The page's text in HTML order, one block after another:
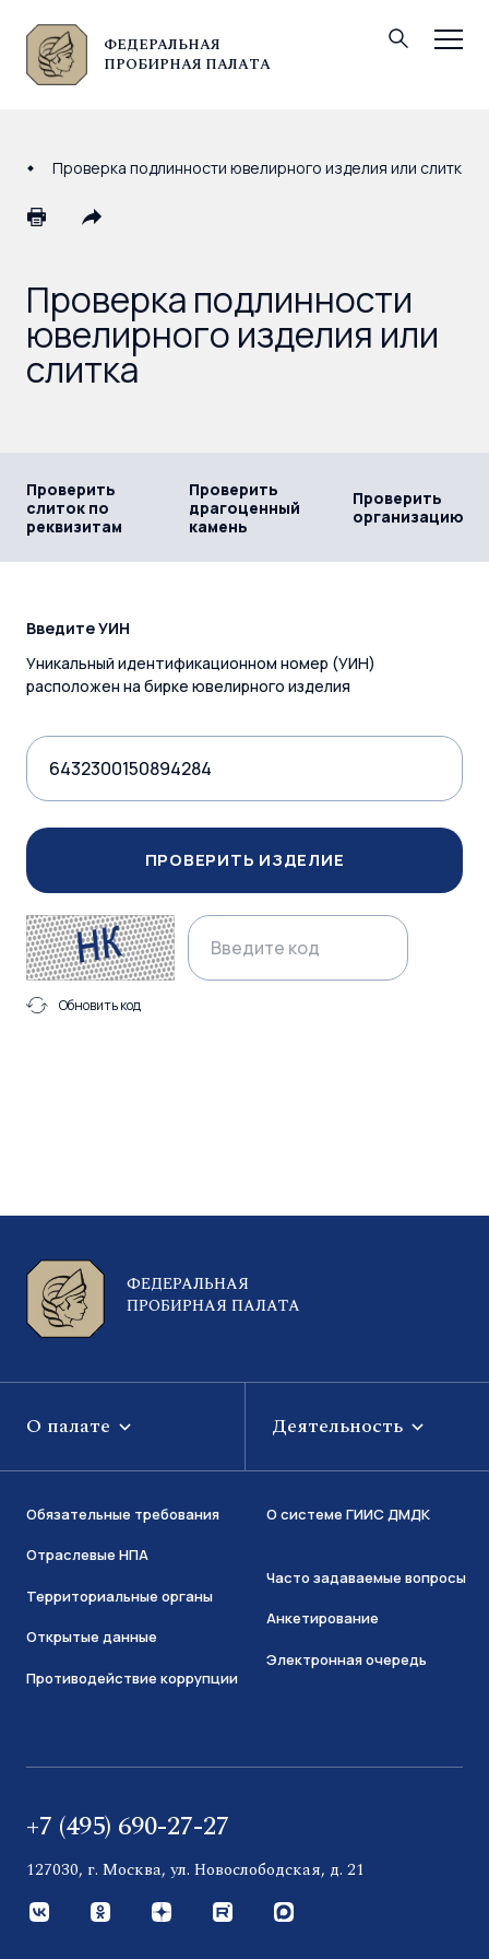
ФЕДЕРАЛЬНАЯ
ПРОБИРНАЯ ПАЛАТА
© Федеральная пробирная палата, 2026
Проверка подлинности ювелирного изделия или слитка
Проверка подлинности
ювелирного изделия или
слитка
Проверить
слиток по
реквизитам
Проверить
драгоценный
камень
Проверить
организацию
Введите УИН
Уникальный идентификационном номер (УИН)
расположен на бирке ювелирного изделия
ПРОВЕРИТЬ ИЗДЕЛИЕ
Обновить код
ФЕДЕРАЛЬНАЯ
ПРОБИРНАЯ ПАЛАТА
О палате Деятельность
Обязательные требования
Отраслевые НПА
Территориальные органы
Открытые данные
Противодействие коррупции
О системе ГИИС ДМДК
Часто задаваемые вопросы
Анкетирование
Электронная очередь
+7 (495) 690-27-27
127030, г. Москва, ул. Новослободская, д. 21